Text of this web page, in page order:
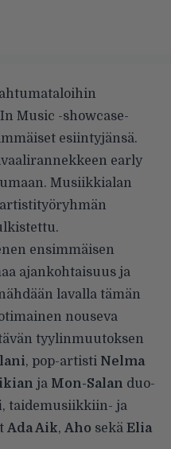
Music -showcase-
esiintyjänsä.
early
Musiikkialan
ensimmäisen
ajankohtaisuus ja
lavalla tämän
nouseva
tyylinmuutoksen
, pop-artisti Nelma
ja Mon-Salan duo-
, taidemusiikkiin- ja
Ada Aik, Aho sekä Elia